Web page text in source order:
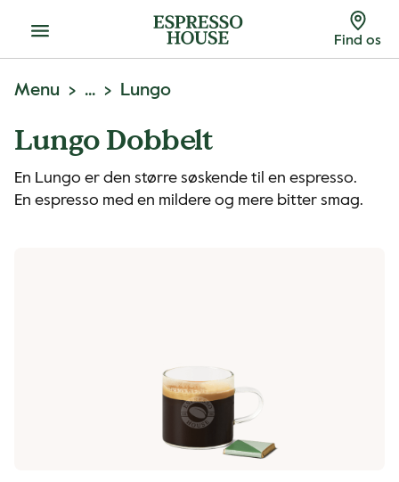
Menu Find os
Menu ... Lungo
Lungo Dobbelt
En Lungo er den større søskende til en espresso.
En espresso med en mildere og mere bitter smag.